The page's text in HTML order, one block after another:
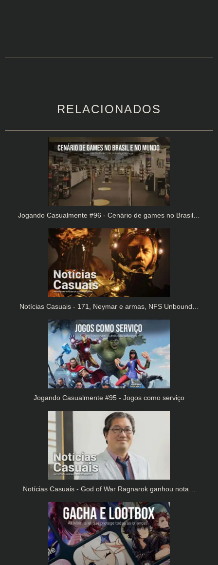
RELACIONADOS
Jogando Casualmente #96 - Cenário de games no Brasil…
Notícias Casuais - 171, Neymar e armas, NFS Unbound…
Jogando Casualmente #95 - Jogos como serviço
Notícias Casuais - God of War Ragnarok ganhou nota…